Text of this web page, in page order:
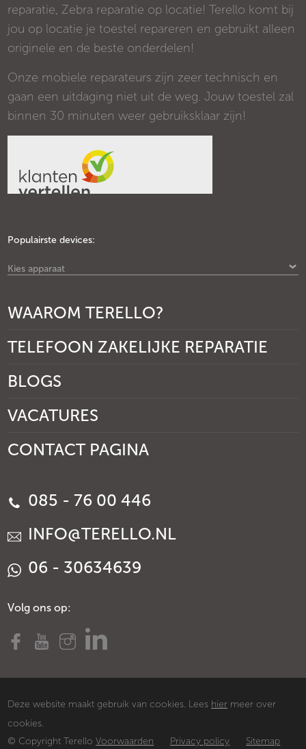
reparatie, Zebra reparatie op locatie! Terello komt bij
jou op locatie je toestel repareren en gebruikt alleen
originele en de beste onderdelen!
Onze mobiele reparateurs zijn zeer technisch en
gaan een uitdaging niet uit de weg. Jouw toestel zal
binnen 30 minuten weer gebruiksklaar zijn!
Populairste devices:
Kies apparaat
WAAROM TERELLO?
TELEFOON ZAKELIJKE REPARATIE
BLOGS
VACATURES
CONTACT PAGINA
085 - 76 00 446
INFO@TERELLO.NL
06 - 30634639
Volg ons op:
Deze website maakt gebruik van cookies. Lees hier meer over
cookies.
© Copyright TerelloVoorwaarden Privacy policy Sitemap